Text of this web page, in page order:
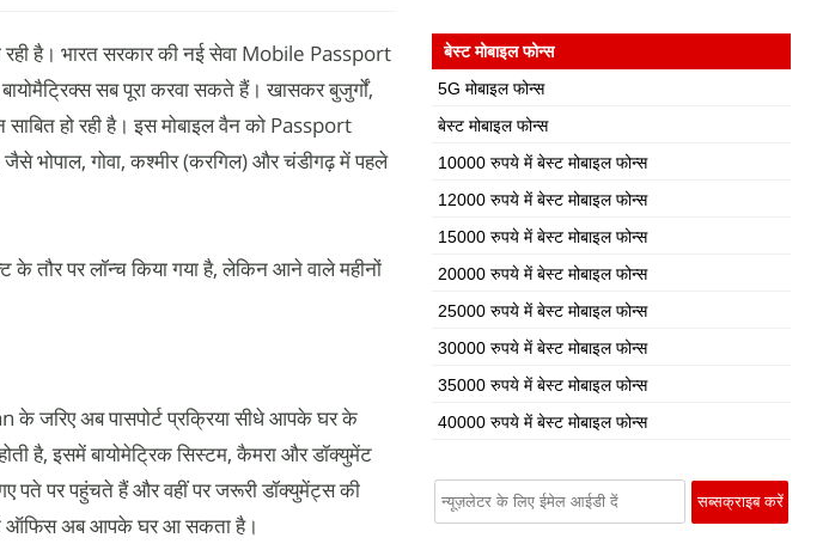
रही है। भारत सरकार की नई सेवा Mobile Passport
सब पूरा करवा सकते हैं। खासकर बुजुर्गों,
साबित हो रही है। इस मोबाइल वैन को Passport
भोपाल, गोवा, कश्मीर (करगिल) और चंडीगढ़ में पहले
तौर पर लॉन्च किया गया है, लेकिन आने वाले महीनों
जरिए अब पासपोर्ट प्रक्रिया सीधे आपके घर के
है, इसमें बायोमेट्रिक सिस्टम, कैमरा और डॉक्युमेंट
पते पर पहुंचते हैं और वहीं पर जरूरी डॉक्युमेंट्स की
ऑफिस अब आपके घर आ सकता है।
बेस्ट मोबाइल फोन्स
5G मोबाइल फोन्स
बेस्ट मोबाइल फोन्स
10000 रुपये में बेस्ट मोबाइल फोन्स
12000 रुपये में बेस्ट मोबाइल फोन्स
15000 रुपये में बेस्ट मोबाइल फोन्स
20000 रुपये में बेस्ट मोबाइल फोन्स
25000 रुपये में बेस्ट मोबाइल फोन्स
30000 रुपये में बेस्ट मोबाइल फोन्स
35000 रुपये में बेस्ट मोबाइल फोन्स
40000 रुपये में बेस्ट मोबाइल फोन्स